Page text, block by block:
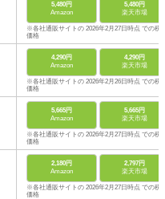
5,480円
Amazon
5,480円
楽天市場
※各社通販サイトの 2026年2月27日時点 での税
価格
4,290円
Amazon
4,290円
楽天市場
※各社通販サイトの 2026年2月26日時点 での税
価格
5,665円
Amazon
5,665円
楽天市場
※各社通販サイトの 2026年2月27日時点 での税
価格
2,180円
Amazon
2,797円
楽天市場
※各社通販サイトの 2026年2月27日時点 での税
価格